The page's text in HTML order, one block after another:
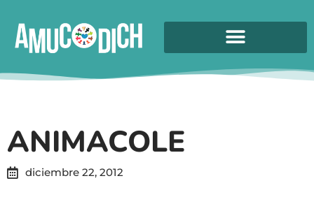
ANIMACOLE
diciembre 22, 2012